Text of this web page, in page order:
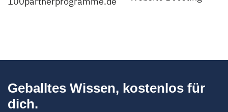
Geballtes Wissen, kostenlos für
dich.